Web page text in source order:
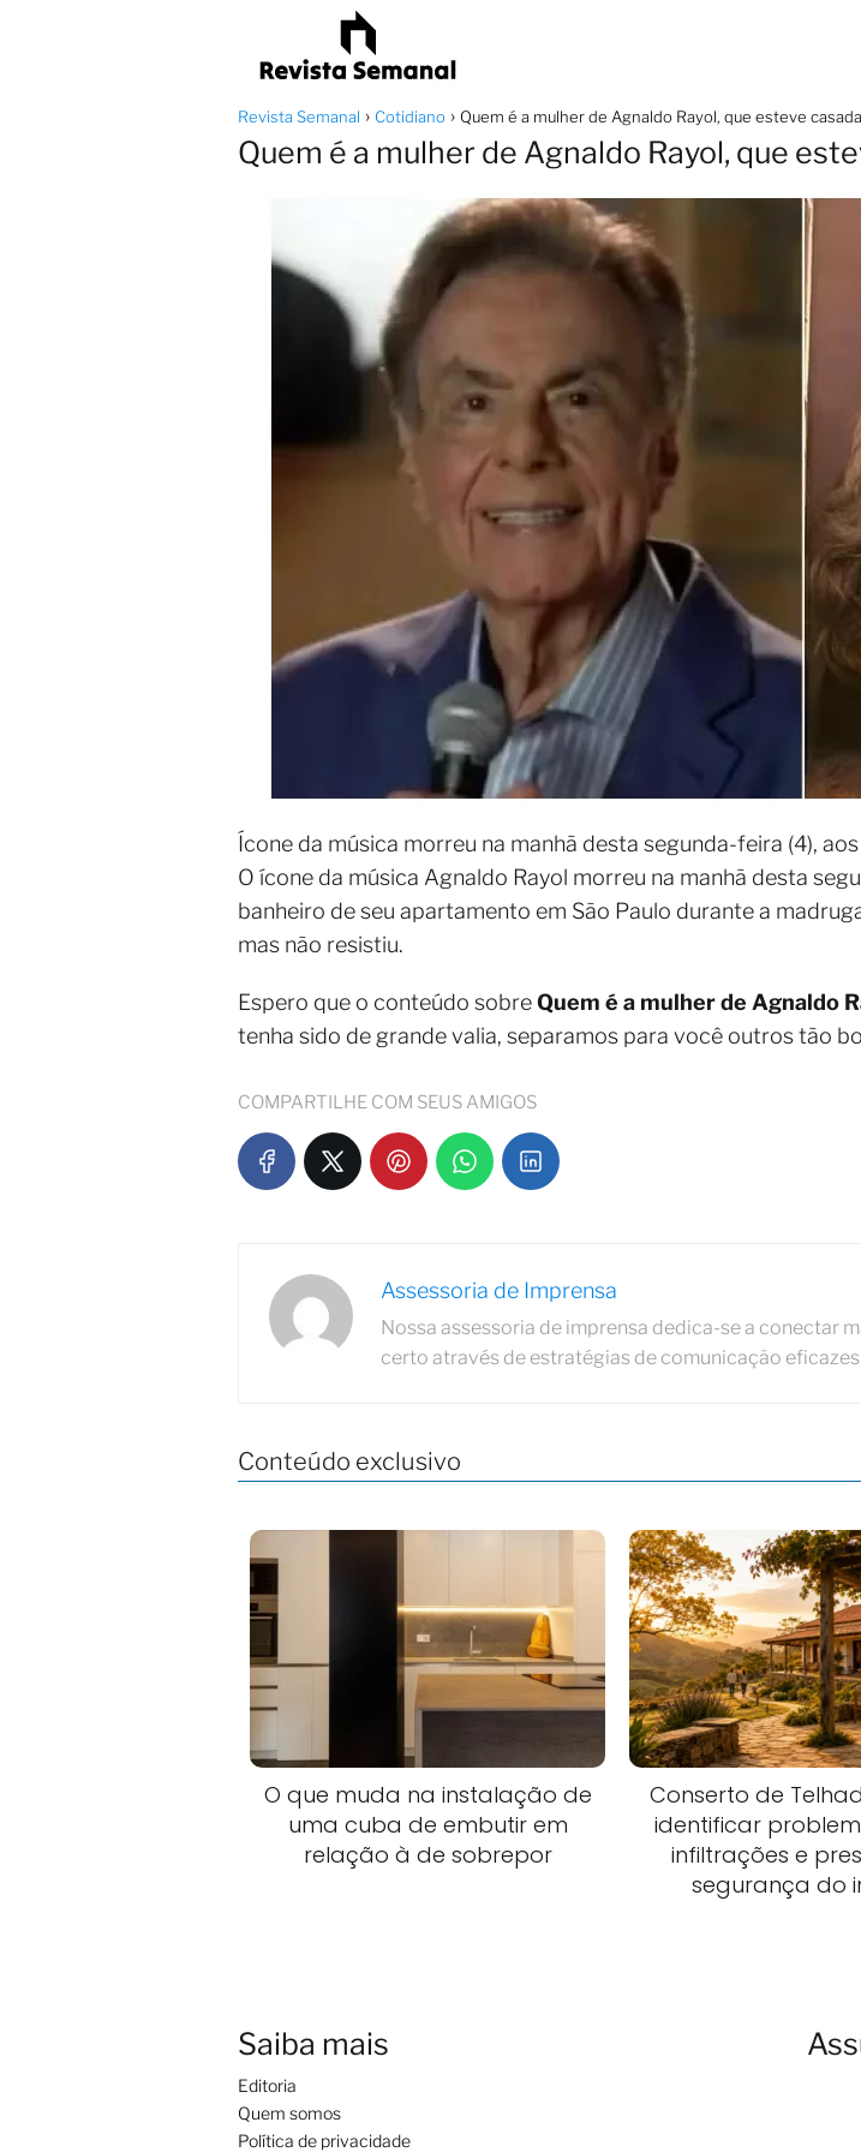
Revista Semanal Cotidiano Quem é a mulher de Agnaldo Rayol, que esteve
Quem é a mulher de Agnaldo Rayol, que
Ícone da música morreu na manhã desta segunda-feira (4),
O ícone da música Agnaldo Rayol morreu na manhã desta
banheiro de seu apartamento em São Paulo durante a
mas não resistiu.
Espero que o conteúdo sobreQuem é a mulher de Agnaldo
tenha sido de grande valia, separamos para você outros tão
COMPARTILHE COM SEUS AMIGOS
Assessoria de Imprensa
Nossa assessoria de imprensa dedica-se a conectar
certo através de estratégias de comunicação
Conteúdo exclusivo
O que muda na instalação de
uma cuba de embutir em
relação à de sobrepor
Conserto de
identificar
infiltrações e
segurança do
Saiba mais
Editoria
Quem somos
Política de privacidade